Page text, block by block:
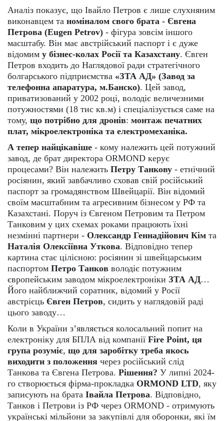
Аналіз показує, що Івайло Петров є лише слухняним
виконавцем та номіналом свого брата - Євгена
Петрова (Eugen Petrov) - фігура зовсім іншого
масштабу. Він має австрійський паспорт і є дуже
відомим у бізнес-колах Росії та Казахстану. Євген
Петров входить до Наглядової ради стратегічного
болгарського підприємства «ЗТА АД» (Завод за
телефонна апаратура, м.Банско). Цей завод,
приватизований у 2002 році, володіє величезними
потужностями (18 тис кв.м) і спеціалізується саме на
тому, що потрібно для дронів: монтаж печатних
плат, мікроелектроніка та електромеханіка.
А тепер найцікавіше - кому належить цей потужний
завод, де брат директора ORMOND керує
процесами? Він належить Петру Танкову - етнічний
росіянин, який завбачливо сховав свій російський
паспорт за громадянством Швейцарії. Він відомий
своїм масштабним та агресивним бізнесом у РФ та
Казахстані. Поруч із Євгеном Петровим та Петром
Танковим у цих схемах роками працюють їхні
незмінні партнери - Олександр Геннадійович Кім та
Наталія Олексіївна Уткова. Відповідно тепер
картина стає цілісною: росіянин зі швейцарським
паспортом Петро Танков володіє потужним
європейським заводом мікроелектроніки ЗТА АД…
Його найближчий соратник, відомий у Росії
австрієць Євген Петров, сидить у наглядовій раді
цього заводу…
Коли в України з’являється колосальний попит на
електроніку для БПЛА від компанії Fire Point, ця
група розуміє, що для заробітку треба якось
виходити з положення через російський слід
Танкова та Євгена Петрова. Рішення? У липні 2024-
го створюється фірма-прокладка ORMOND LTD, яку
записують на брата Івайла Петрова. Відповідно,
Танков і Петрови із РФ через ORMOND - отримують
українські мільйони за закупівлі для оборонки, які їм